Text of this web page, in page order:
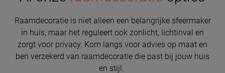
Raamdecoratie is niet alleen een belangrijke sfeermaker
in huis, maar het reguleert ook zonlicht, lichtinval en
zorgt voor privacy. Kom langs voor advies op maat en
ben verzekerd van raamdecoratie die past bij jouw huis
en stijl.